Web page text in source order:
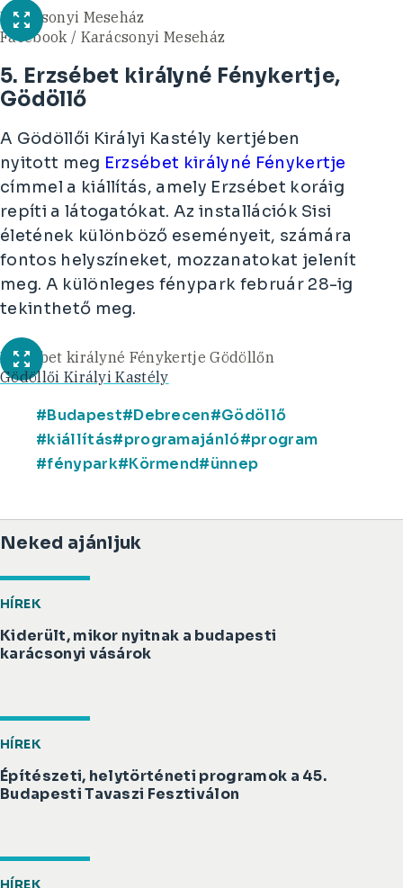
Karácsonyi Meseház
Facebook / Karácsonyi Meseház
5. Erzsébet királyné Fénykertje,
Gödöllő
A Gödöllői Királyi Kastély kertjében
nyitott meg Erzsébet királyné Fénykertje
címmel a kiállítás, amely Erzsébet koráig
repíti a látogatókat. Az installációk Sisi
életének különböző eseményeit, számára
fontos helyszíneket, mozzanatokat jelenít
meg. A különleges fénypark február 28-ig
tekinthető meg.
Erzsébet királyné Fénykertje Gödöllőn
Gödöllői Királyi Kastély
Budapest Debrecen
Gödöllő
kiállítás
programajánló
program
fénypark
Körmend ünnep
Neked ajánljuk
HÍREK
Kiderült, mikor nyitnak a budapesti
karácsonyi vásárok
HÍREK
Építészeti, helytörténeti programok a 45.
Budapesti Tavaszi Fesztiválon
HÍREK